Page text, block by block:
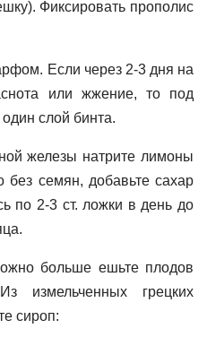
Фиксировать прополис
Если через 2-3 дня на
или жжение, то под
слой бинта.
железы натрите лимоны
семян, добавьте сахар
по 2-3 ст. ложки в день до
больше ешьте плодов
измельченных грецких
сироп: